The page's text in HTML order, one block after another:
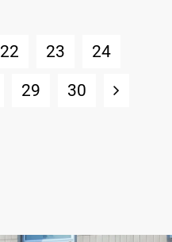
22 23
24
29 30